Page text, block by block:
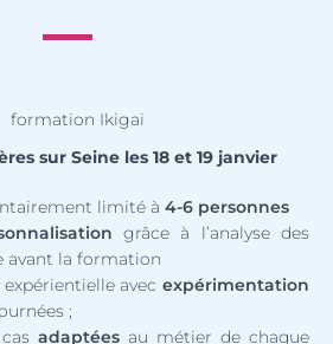
sur Seine les 18 et 19 janvier
limité à 4-6 personnes
grâce à l’analyse des
avant la formation
avec expérimentation
;
adaptées au métier de chaque